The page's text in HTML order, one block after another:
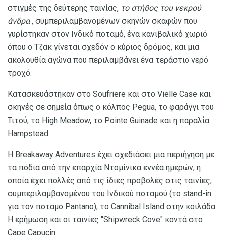
στιγμές της δεύτερης ταινίας, το στήθος του νεκρού
άνδρα, συμπεριλαμβανομένων σκηνών σκαφών που
γυρίστηκαν στον Ινδικό ποταμό, ένα κανιβαλικό χωριό
όπου ο Τζακ γίνεται σχεδόν ο κύριος δρόμος, και μια
ακολουθία αγώνα που περιλαμβάνει ένα τεράστιο νερό
τροχό.
Κατασκευάστηκαν στο Soufriere και στο Vielle Case και
σκηνές σε σημεία όπως ο κόλπος Pegua, το φαράγγι του
Τιτού, το High Meadow, το Pointe Guinade και η παραλία
Hampstead.
Η Breakaway Adventures έχει σχεδιάσει μια περιήγηση με
τα πόδια από την επαρχία Ντομίνικα εννέα ημερών, η
οποία έχει πολλές από τις ίδιες προβολές στις ταινίες,
συμπεριλαμβανομένου του Ινδικού ποταμού (το stand-in
για τον ποταμό Pantano), το Cannibal Island στην κοιλάδα
Η ερήμωση και οι ταινίες "Shipwreck Cove" κοντά στο
Cape Capucin.